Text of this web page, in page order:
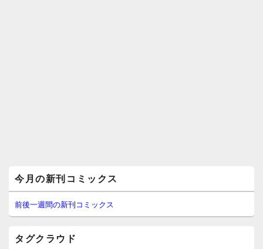
イ
ン
サ
イ
今月の新刊コミックス
前後一週間の新刊コミックス
タグクラウド